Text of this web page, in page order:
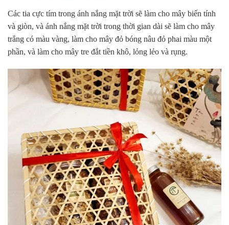
Các tia cực tím trong ánh nắng mặt trời sẽ làm cho mây biến tính
và giòn, và ánh nắng mặt trời trong thời gian dài sẽ làm cho mây
trắng có màu vàng, làm cho mây đỏ bóng nâu đỏ phai màu một
phần, và làm cho mây tre đắt tiền khô, lỏng lẻo và rụng.